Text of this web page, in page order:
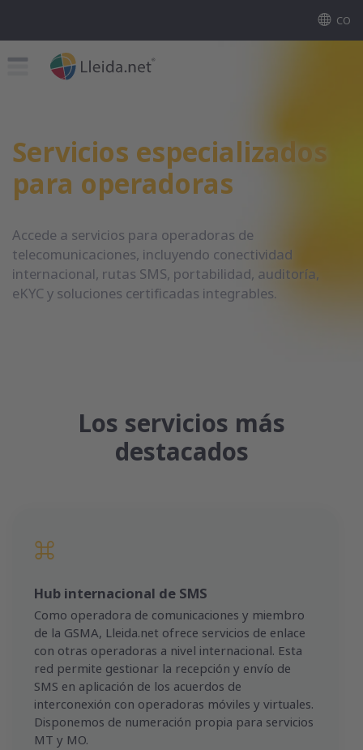
CO
Servicios especializados
para operadoras
Accede a servicios para operadoras de
telecomunicaciones, incluyendo conectividad
internacional, rutas SMS, portabilidad, auditoría,
eKYC y soluciones certificadas integrables.
Los servicios más
destacados
Hub internacional de SMS
Como operadora de comunicaciones y miembro
de la GSMA, Lleida.net ofrece servicios de enlace
con otras operadoras a nivel internacional. Esta
red permite gestionar la recepción y envío de
SMS en aplicación de los acuerdos de
interconexión con operadoras móviles y virtuales.
Disponemos de numeración propia para servicios
MT y MO.